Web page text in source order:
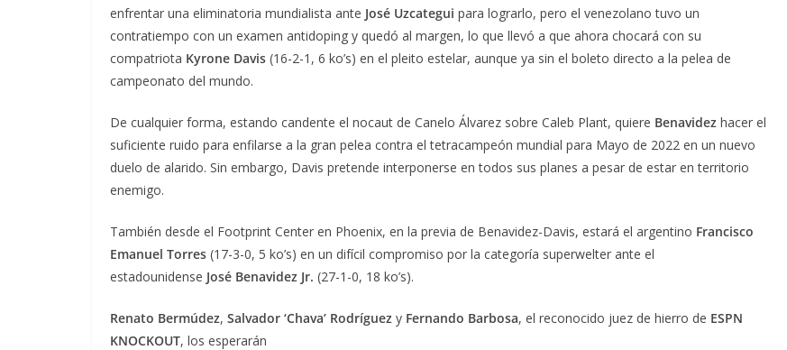
enfrentar una eliminatoria mundialista ante José Uzcategui para lograrlo, pero el venezolano tuvo un
contratiempo con un examen antidoping y quedó al margen, lo que llevó a que ahora chocará con su
compatriota Kyrone Davis (16-2-1, 6 ko’s) en el pleito estelar, aunque ya sin el boleto directo a la pelea de
campeonato del mundo.
De cualquier forma, estando candente el nocaut de Canelo Álvarez sobre Caleb Plant, quiere Benavidez hacer el
suficiente ruido para enfilarse a la gran pelea contra el tetracampeón mundial para Mayo de 2022 en un nuevo
duelo de alarido. Sin embargo, Davis pretende interponerse en todos sus planes a pesar de estar en territorio
enemigo.
También desde el Footprint Center en Phoenix, en la previa de Benavidez-Davis, estará el argentino Francisco
Emanuel Torres (17-3-0, 5 ko’s) en un difícil compromiso por la categoría superwelter ante el
estadounidense José Benavidez Jr. (27-1-0, 18 ko’s).
Renato Bermúdez, Salvador ‘Chava’ Rodríguez y Fernando Barbosa, el reconocido juez de hierro de ESPN
KNOCKOUT, los esperarán